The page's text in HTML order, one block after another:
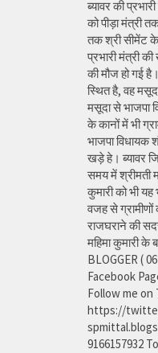
ब्यावर की
को पीड़ा मंत्री
तक श्री सीमेंट के
प्रभारी मंत्री
की मौज हो गई
स्थित है, वह
मसूदा से भाजपा
के कानों में भी
भाजपा विधायक
खड़े हे। ब्यावर
समय में श्रीमती
कुमारी को भी यह
वजह से ग्रामीणों
राजघराने की
महिमा कुमारी
BLOGGER (
Facebook
Follow me
https://
9166157932